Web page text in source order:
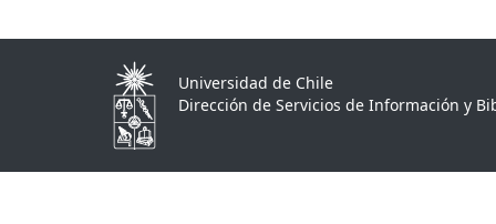
Universidad de Chile
Dirección de Servicios de Información y